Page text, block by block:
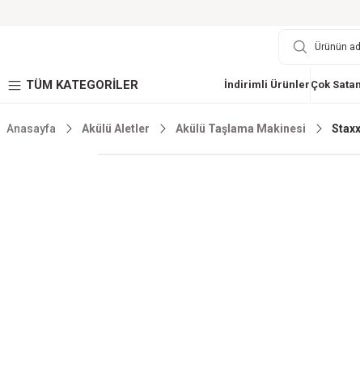
TÜM KATEGORİLER İndirimli Ürünler Çok
Anasayfa Akülü Aletler Akülü Taşlama Makinesi